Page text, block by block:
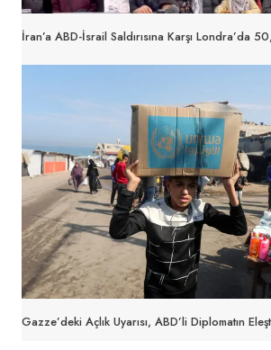
İran’a ABD-İsrail Saldırısına Karşı Londra’da
Gazze’deki Açlık Uyarısı, ABD’li Diplomatın